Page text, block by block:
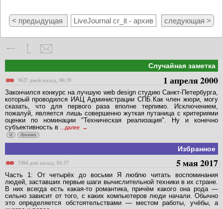
< предыдущая LiveJournal cr_it - архив следующая >
Случайная заметка
9627 дней назад, 00:39
1 апреля 2000
Закончился конкурс на лучшую web design студию Санкт-Петербурга,
который проводился ИАЦ Администрации СПБ.Как член жюри, могу
сказать, что для первого раза вполне терпимо. Исключением,
пожалуй, является лишь совершенно жуткая путаница с критериями
оценки по номинации "Техническая реализация". Ну и конечно
субъективность в
...далее
it ibnews
Избранное
3384 дня назад, 01:57
5 мая 2017
Часть 1: От четырёх до восьми Я люблю читать воспоминания
людей, заставших первые шаги вычислительной техники в их стране.
В них всегда есть какая-то романтика, причём какого она рода —
сильно зависит от того, с каких компьютеров люди начали. Обычно
это определяется обстоятельствами — местом работы, учёбы, а